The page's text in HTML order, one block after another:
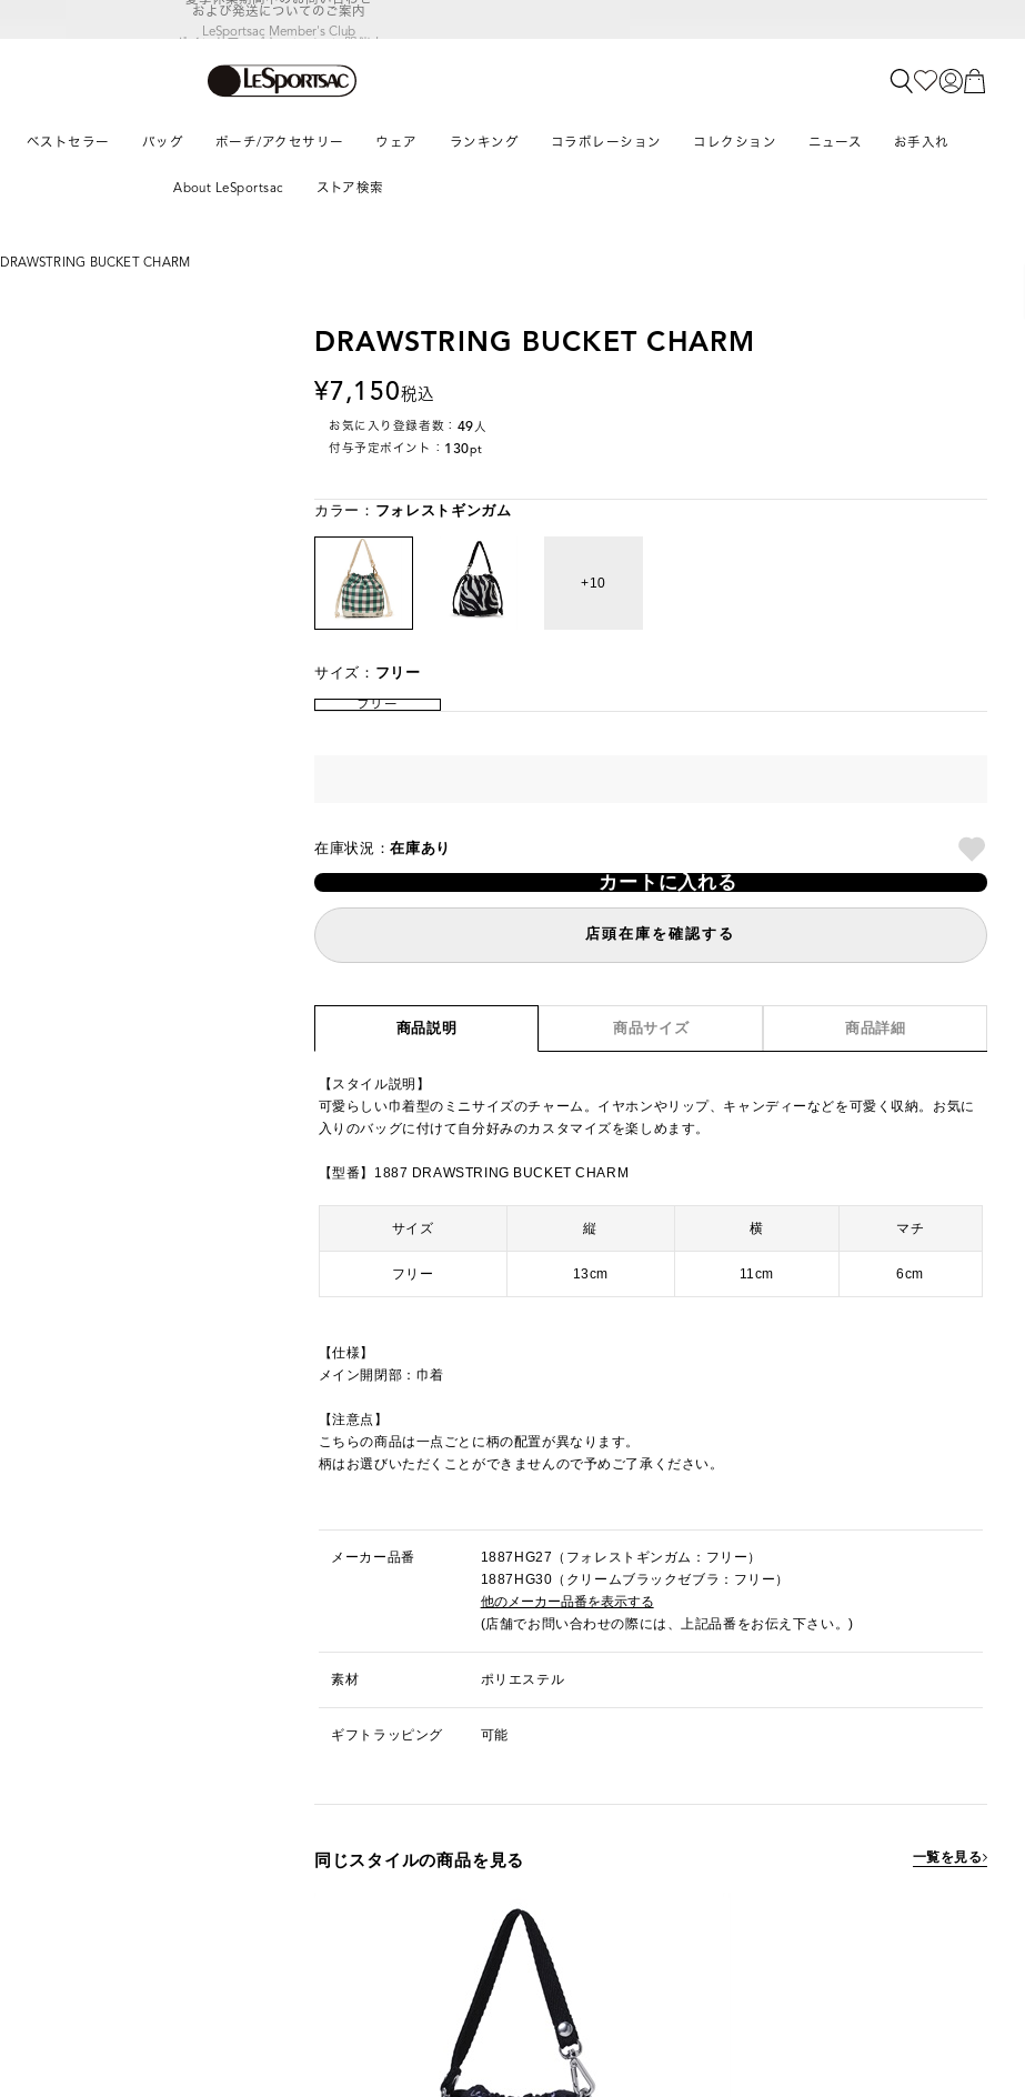
LeSportsac Member's Club
ポイントアップキャンペーン開催中
ベストセラー バッグ ポーチ/アクセサリー ウェア ランキング コラボレーション コレクション ニュース お手入れ
About LeSportsac ストア検索
DRAWSTRING BUCKET CHARM
DRAWSTRING BUCKET CHARM
7,150税込
お気に入り登録者数： 49人
付与予定ポイント： 130pt
カラー： フォレストギンガム
10
サイズ： フリー
フリー
在庫状況：在庫あり
カートに入れる
店頭在庫を確認する
商品説明 商品サイズ 商品詳細
【スタイル説明】
可愛らしい巾着型のミニサイズのチャーム。イヤホンやリップ、キャンディーなどを可愛く収納。お気に
入りのバッグに付けて自分好みのカスタマイズを楽しめます。
【型番】1887 DRAWSTRING BUCKET CHARM
サイズ 縦 横 マチ
フリー 13cm 11cm 6cm
【仕様】
メイン開閉部：巾着
【注意点】
こちらの商品は一点ごとに柄の配置が異なります。
柄はお選びいただくことができませんので予めご了承ください。
メーカー品番
1887HG27（フォレストギンガム：フリー）
1887HG30（クリームブラックゼブラ：フリー）
他のメーカー品番を表示する
(店舗でお問い合わせの際には、上記品番をお伝え下さい。)
素材 ポリエステル
ギフトラッピング 可能
同じスタイルの商品を見る 一覧を見る